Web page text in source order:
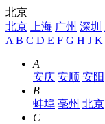
北京
北京
上海 广州 深圳
A B C D E F G H J K
A
安庆 安顺 安阳
B
蚌埠 亳州 北京
C